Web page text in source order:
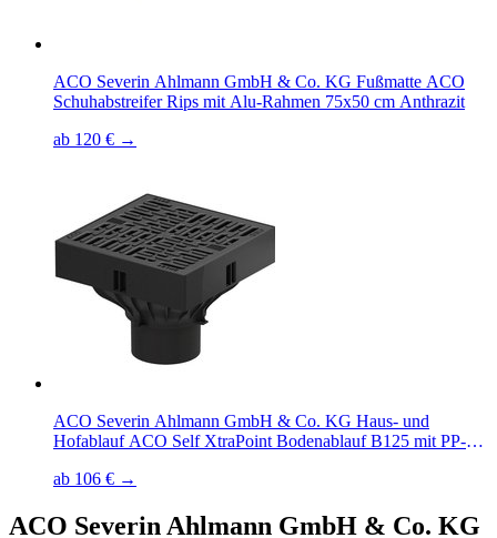
ACO Severin Ahlmann GmbH & Co. KG Fußmatte ACO
Schuhabstreifer Rips mit Alu-Rahmen 75x50 cm Anthrazit
ab 120 € →
ACO Severin Ahlmann GmbH & Co. KG Haus- und
Hofablauf ACO Self XtraPoint Bodenablauf B125 mit PP-
ab 106 € →
ACO Severin Ahlmann GmbH & Co. KG